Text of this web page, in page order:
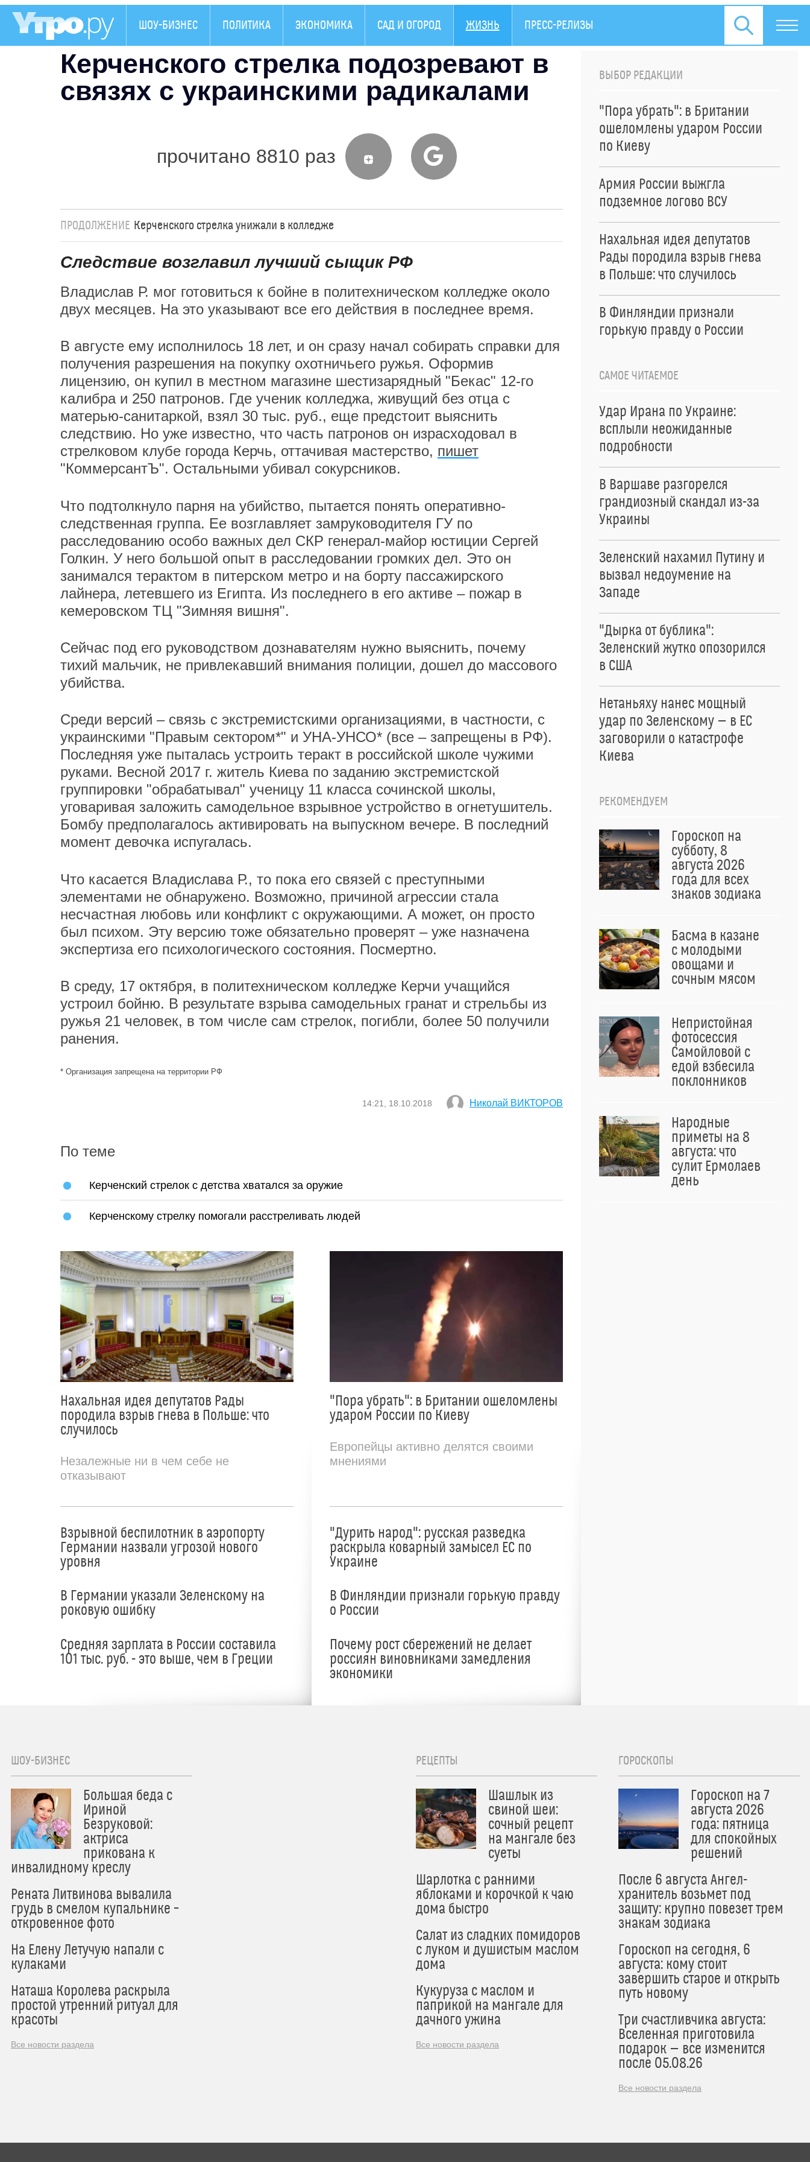
ШОУ-БИЗНЕС ПОЛИТИКА ЭКОНОМИКА САД И ОГОРОД ЖИЗНЬ ПРЕСС-РЕЛИЗЫ
Керченского стрелка подозревают в
связях с украинскими радикалами
прочитано 8810 раз
ПРОДОЛЖЕНИЕ Керченского стрелка унижали в колледже
Следствие возглавил лучший сыщик РФ
Владислав Р. мог готовиться к бойне в политехническом колледже около
двух месяцев. На это указывают все его действия в последнее время.
В августе ему исполнилось 18 лет, и он сразу начал собирать справки для
получения разрешения на покупку охотничьего ружья. Оформив
лицензию, он купил в местном магазине шестизарядный "Бекас" 12-го
калибра и 250 патронов. Где ученик колледжа, живущий без отца с
матерью-санитаркой, взял 30 тыс. руб., еще предстоит выяснить
следствию. Но уже известно, что часть патронов он израсходовал в
стрелковом клубе города Керчь, оттачивая мастерство, пишет
"КоммерсантЪ". Остальными убивал сокурсников.
Что подтолкнуло парня на убийство, пытается понять оперативно-
следственная группа. Ее возглавляет замруководителя ГУ по
расследованию особо важных дел СКР генерал-майор юстиции Сергей
Голкин. У него большой опыт в расследовании громких дел. Это он
занимался терактом в питерском метро и на борту пассажирского
лайнера, летевшего из Египта. Из последнего в его активе – пожар в
кемеровском ТЦ "Зимняя вишня".
Сейчас под его руководством дознавателям нужно выяснить, почему
тихий мальчик, не привлекавший внимания полиции, дошел до массового
убийства.
Среди версий – связь с экстремистскими организациями, в частности, с
украинскими "Правым сектором*" и УНА-УНСО* (все – запрещены в РФ).
Последняя уже пыталась устроить теракт в российской школе чужими
руками. Весной 2017 г. житель Киева по заданию экстремистской
группировки "обрабатывал" ученицу 11 класса сочинской школы,
уговаривая заложить самодельное взрывное устройство в огнетушитель.
Бомбу предполагалось активировать на выпускном вечере. В последний
момент девочка испугалась.
Что касается Владислава Р., то пока его связей с преступными
элементами не обнаружено. Возможно, причиной агрессии стала
несчастная любовь или конфликт с окружающими. А может, он просто
был психом. Эту версию тоже обязательно проверят – уже назначена
экспертиза его психологического состояния. Посмертно.
В среду, 17 октября, в политехническом колледже Керчи учащийся
устроил бойню. В результате взрыва самодельных гранат и стрельбы из
ружья 21 человек, в том числе сам стрелок, погибли, более 50 получили
ранения.
* Организация запрещена на территории РФ
14:21, 18.10.2018 Николай ВИКТОРОВ
По теме
Керченский стрелок с детства хватался за оружие
Керченскому стрелку помогали расстреливать людей
Нахальная идея депутатов Рады
породила взрыв гнева в Польше: что
случилось
Незалежные ни в чем себе не
отказывают
Взрывной беспилотник в аэропорту
Германии назвали угрозой нового
уровня
В Германии указали Зеленскому на
роковую ошибку
Средняя зарплата в России составила
101 тыс. руб. - это выше, чем в Греции
"Пора убрать": в Британии ошеломлены
ударом России по Киеву
Европейцы активно делятся своими
мнениями
"Дурить народ": русская разведка
раскрыла коварный замысел ЕС по
Украине
В Финляндии признали горькую правду
о России
Почему рост сбережений не делает
россиян виновниками замедления
экономики
ВЫБОР РЕДАКЦИИ
"Пора убрать": в Британии
ошеломлены ударом России
по Киеву
Армия России выжгла
подземное логово ВСУ
Нахальная идея депутатов
Рады породила взрыв гнева
в Польше: что случилось
В Финляндии признали
горькую правду о России
САМОЕ ЧИТАЕМОЕ
Удар Ирана по Украине:
всплыли неожиданные
подробности
В Варшаве разгорелся
грандиозный скандал из-за
Украины
Зеленский нахамил Путину и
вызвал недоумение на
Западе
"Дырка от бублика":
Зеленский жутко опозорился
в США
Нетаньяху нанес мощный
удар по Зеленскому — в ЕС
заговорили о катастрофе
Киева
РЕКОМЕНДУЕМ
Гороскоп на
субботу, 8
августа 2026
года для всех
знаков зодиака
Басма в казане
с молодыми
овощами и
сочным мясом
Непристойная
фотосессия
Самойловой с
едой взбесила
поклонников
Народные
приметы на 8
августа: что
сулит Ермолаев
день
ШОУ-БИЗНЕС
Большая беда с
Ириной
Безруковой:
актриса
прикована к
инвалидному креслу
Рената Литвинова вывалила
грудь в смелом купальнике –
откровенное фото
На Елену Летучую напали с
кулаками
Наташа Королева раскрыла
простой утренний ритуал для
красоты
Все новости раздела
РЕЦЕПТЫ
Шашлык из
свиной шеи:
сочный рецепт
на мангале без
суеты
Шарлотка с ранними
яблоками и корочкой к чаю
дома быстро
Салат из сладких помидоров
с луком и душистым маслом
дома
Кукуруза с маслом и
паприкой на мангале для
дачного ужина
Все новости раздела
ГОРОСКОПЫ
Гороскоп на 7
августа 2026
года: пятница
для спокойных
решений
После 6 августа Ангел-
хранитель возьмет под
защиту: крупно повезет трем
знакам зодиака
Гороскоп на сегодня, 6
августа: кому стоит
завершить старое и открыть
путь новому
Три счастливчика августа:
Вселенная приготовила
подарок — все изменится
после 05.08.26
Все новости раздела